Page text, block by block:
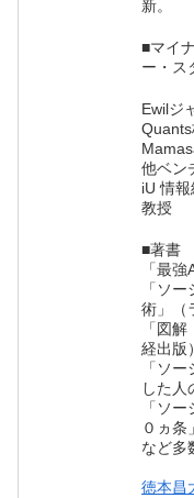
新。
■マイ
ー・ス
Ewilジ
他ベン
iU 情
教授
■著書
「最
「ソ
術」（
「図
経出版）
「ソ
した人
「ソ
０ヵ条
など多
徳本昌